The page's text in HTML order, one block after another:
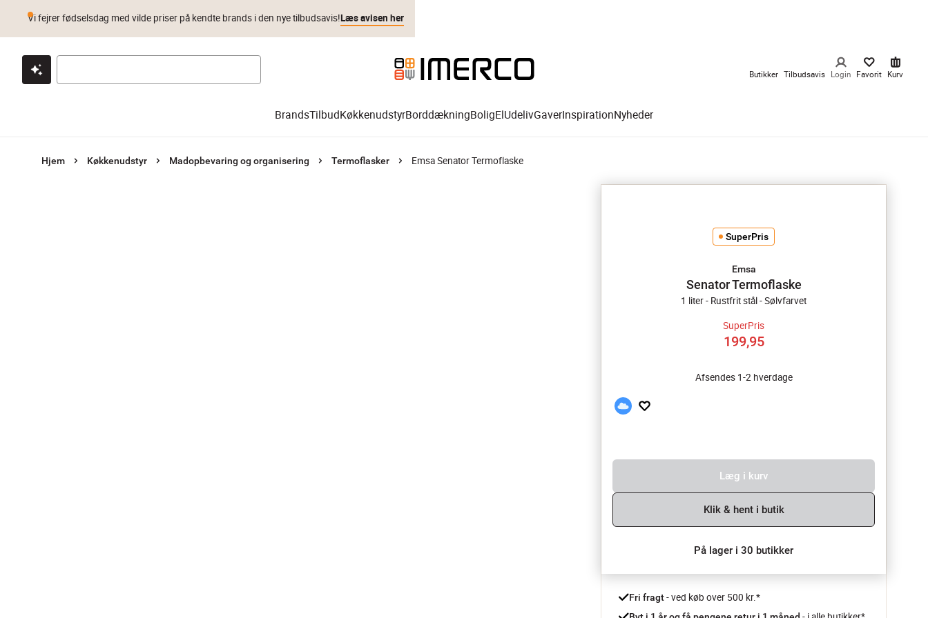
Klik & hent Byt i 1 år Prismatch
Vi fejrer fødselsdag med vilde priser på kendte brands i den nye tilbudsavis!Læs avisen her
Butikker Tilbudsavis Login Favorit Kurv
BrandsTilbudKøkkenudstyrBorddækningBoligElUdelivGaverInspirationNyheder
Hjem Køkkenudstyr Madopbevaring og organisering Termoflasker Emsa Senator Termoflaske
SuperPris
Emsa
Senator Termoflaske
1 liter - Rustfrit stål - Sølvfarvet
SuperPris
199,95
Afsendes 1-2 hverdage
Læg i kurv
Klik & hent i butik
På lager i 30 butikker
Fri fragt - ved køb over 500 kr.*